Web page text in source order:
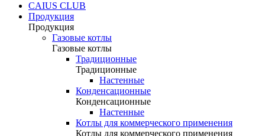
CAIUS CLUB
Продукция
Продукция
Газовые котлы
Газовые котлы
Традиционные
Традиционные
Настенные
Конденсационные
Конденсационные
Настенные
Котлы для коммерческого применения
Котлы для коммерческого применения